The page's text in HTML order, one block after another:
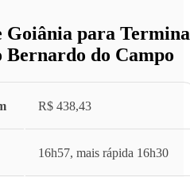
Goiânia para
Bernardo do Campo
R$ 438,43
16h57, mais rápida 16h30